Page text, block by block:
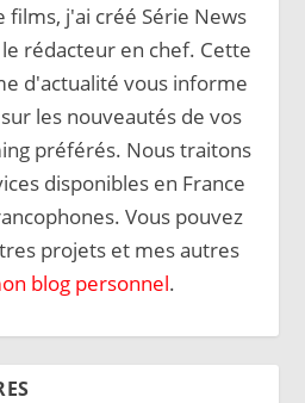
films, j'ai créé Série News
rédacteur en chef. Cette
d'actualité vous informe
les nouveautés de vos
préférés. Nous traitons
disponibles en France
Vous pouvez
projets et mes autres
blog personnel.